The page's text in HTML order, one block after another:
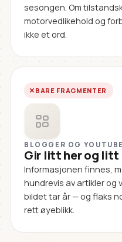
sesongen. Om
motorvedlikehold og
ikke et ord.
BARE FRAGMENTER
BLOGGER OG YOUTUBE
Gir litt her og litt
Informasjonen finnes,
hundrevis av artikler og
bildet tar år — og flaks
rett øyeblikk.